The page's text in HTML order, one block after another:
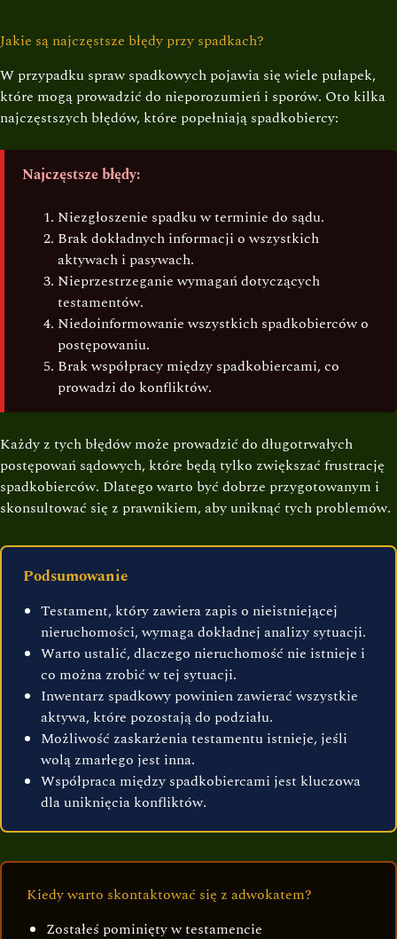
Jakie są najczęstsze błędy przy spadkach?
W przypadku spraw spadkowych pojawia się wiele pułapek,
które mogą prowadzić do nieporozumień i sporów. Oto kilka
najczęstszych błędów, które popełniają spadkobiercy:
Najczęstsze błędy:
Niezgłoszenie spadku w terminie do sądu.
Brak dokładnych informacji o wszystkich
aktywach i pasywach.
Nieprzestrzeganie wymagań dotyczących
testamentów.
Niedoinformowanie wszystkich spadkobierców o
postępowaniu.
Brak współpracy między spadkobiercami, co
prowadzi do konfliktów.
Każdy z tych błędów może prowadzić do długotrwałych
postępowań sądowych, które będą tylko zwiększać frustrację
spadkobierców. Dlatego warto być dobrze przygotowanym i
skonsultować się z prawnikiem, aby uniknąć tych problemów.
Podsumowanie
Testament, który zawiera zapis o nieistniejącej
nieruchomości, wymaga dokładnej analizy sytuacji.
Warto ustalić, dlaczego nieruchomość nie istnieje i
co można zrobić w tej sytuacji.
Inwentarz spadkowy powinien zawierać wszystkie
aktywa, które pozostają do podziału.
Możliwość zaskarżenia testamentu istnieje, jeśli
wolą zmarłego jest inna.
Współpraca między spadkobiercami jest kluczowa
dla uniknięcia konfliktów.
Kiedy warto skontaktować się z adwokatem?
Zostałeś pominięty w testamencie